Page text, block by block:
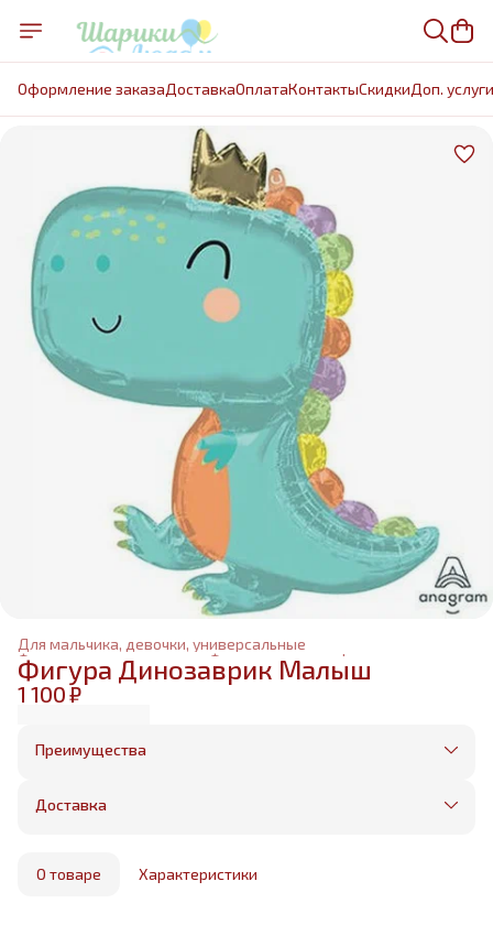
Оформление заказаДоставкаОплатаКонтактыCкидкиДоп. услуги
Для мальчика, девочки, универсальные
Фольгированные фигуры
Фольгированные шары
Главная
Фигура Динозаврик Малыш
1 100 ₽
Преимущества
Оплата частями в Сплит
Бесплатная доставка в пределах КАД
маркетплейса
Доставка
О товаре Характеристики